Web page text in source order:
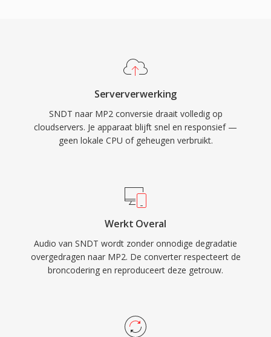
waar lipsynchronisatie ertoe doet. Drie
standaardisatie relevant: sierlijke degradatie bij
transmissiefouten die essentieel is voor
ethersignalen, minimale coderingsvertraging
die past bij realtime omroepketens en
Serververwerking
SNDT naar MP2 conversie draait volledig op
cloudservers. Je apparaat blijft snel en responsief —
geen lokale CPU of geheugen verbruikt.
Werkt Overal
Audio van SNDT wordt zonder onnodige degradatie
overgedragen naar MP2. De converter respecteert de
broncodering en reproduceert deze getrouw.